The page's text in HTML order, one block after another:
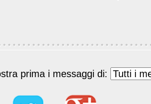
prima i messaggi di: